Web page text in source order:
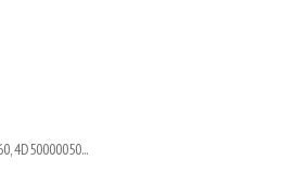
4D50000050...